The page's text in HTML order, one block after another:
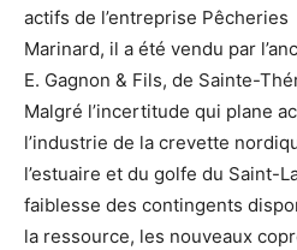
actifs de l’entreprise Pêcheries
Marinard, il a été vendu par
E. Gagnon & Fils, de Sainte-
Malgré l’incertitude qui plane
l’industrie de la crevette
l’estuaire et du golfe du Saint-
faiblesse des contingents
la ressource, les nouveaux